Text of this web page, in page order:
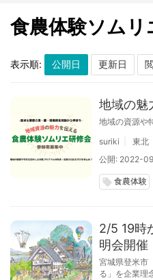
食農体験ソム
表示順:
地域の魅
地域の資源や
suriki
東北
公開: 2022-
local_offer 食農体験
2/5 19時
明会開催
宮城県登米市
る」を企業理